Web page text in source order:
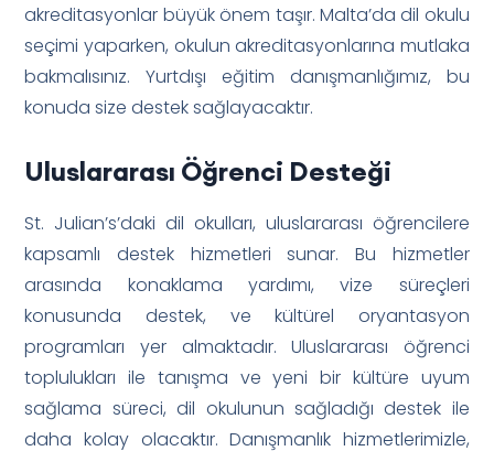
akreditasyonlar büyük önem taşır. Malta’da dil okulu
seçimi yaparken, okulun akreditasyonlarına mutlaka
bakmalısınız. Yurtdışı eğitim danışmanlığımız, bu
konuda size destek sağlayacaktır.
Uluslararası Öğrenci Desteği
St. Julian’s’daki dil okulları, uluslararası öğrencilere
kapsamlı destek hizmetleri sunar. Bu hizmetler
arasında konaklama yardımı, vize süreçleri
konusunda destek, ve kültürel oryantasyon
programları yer almaktadır. Uluslararası öğrenci
toplulukları ile tanışma ve yeni bir kültüre uyum
sağlama süreci, dil okulunun sağladığı destek ile
daha kolay olacaktır. Danışmanlık hizmetlerimizle,